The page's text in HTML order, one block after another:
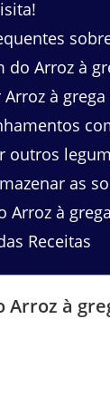
do Arroz à
à grega
outros
as
Arroz à
Receitas
Arroz à